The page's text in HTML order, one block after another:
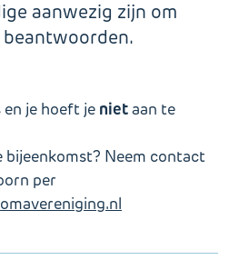
aanwezig zijn om
en je hoeft je niet aan te
bijeenkomst? Neem contact
per